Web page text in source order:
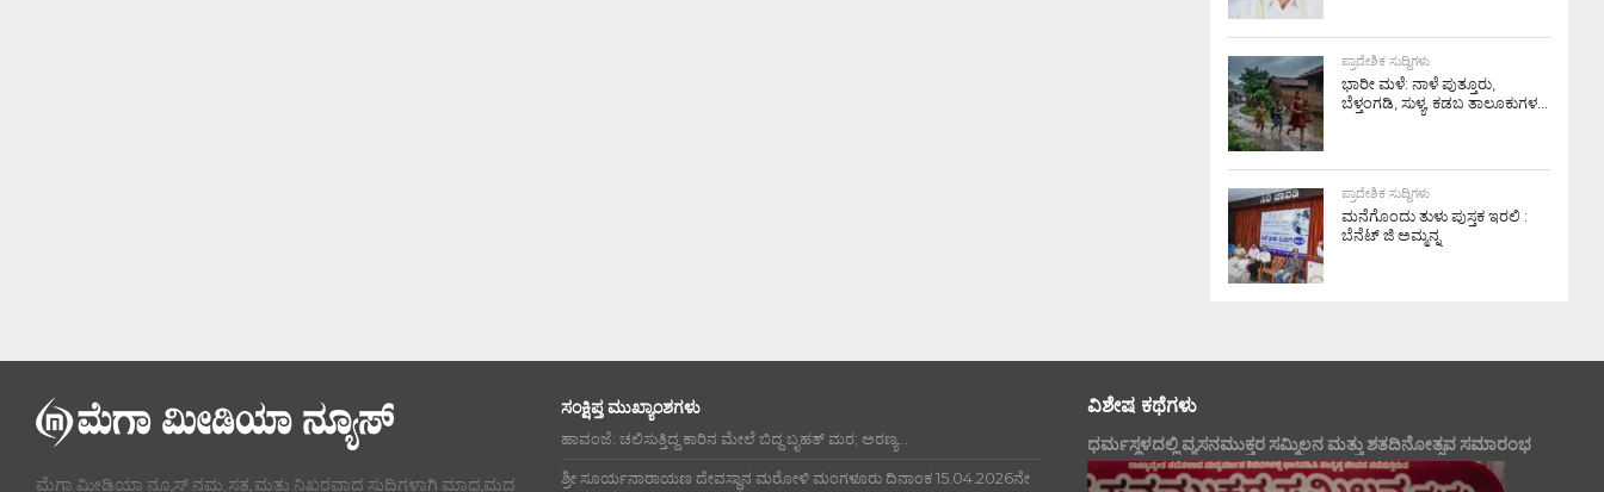
ಪ್ರಾದೇಶಿಕ ಸುದ್ದಿಗಳು
ಭಾರೀ ಮಳೆ: ನಾಳೆ ಪುತ್ತೂರು,
ಬೆಳ್ತಂಗಡಿ, ಸುಳ್ಯ, ಕಡಬ ತಾಲೂಕುಗಳ...
ಪ್ರಾದೇಶಿಕ ಸುದ್ದಿಗಳು
ಮನೆಗೊಂದು ತುಳು ಪುಸ್ತಕ ಇರಲಿ :
ಬೆನೆಟ್ ಜಿ ಅಮ್ಮನ್ನ
ಮೆಗಾ ಮೀಡಿಯಾ ನ್ಯೂಸ್ ನಮ್ಮ ಸತ್ಯ ಮತ್ತು ನಿಖರವಾದ ಸುದ್ದಿಗಳಾಗಿ ಮಾಧ್ಯಮದ
ಸಂಕ್ಷಿಪ್ತ ಮುಖ್ಯಾಂಶಗಳು
ಹಾವಂಜೆ: ಚಲಿಸುತ್ತಿದ್ದ ಕಾರಿನ ಮೇಲೆ ಬಿದ್ದ ಬೃಹತ್ ಮರ; ಅರಣ್ಯ...
ಶ್ರೀ ಸೂರ್ಯನಾರಾಯಣ ದೇವಸ್ಥಾನ ಮರೋಳಿ ಮಂಗಳೂರು ದಿನಾಂಕ 15.04.2026ನೇ
ವಿಶೇಷ ಕಥೆಗಳು
ಧರ್ಮಸ್ಥಳದಲ್ಲಿ ವ್ಯಸನಮುಕ್ತರ ಸಮ್ಮಿಲನ ಮತ್ತು ಶತದಿನೋತ್ಸವ ಸಮಾರಂಭ